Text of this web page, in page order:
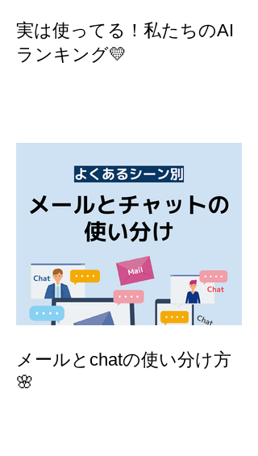
実は使ってる！私たちのAI
ランキング💛
メールとchatの使い分け方
🌸